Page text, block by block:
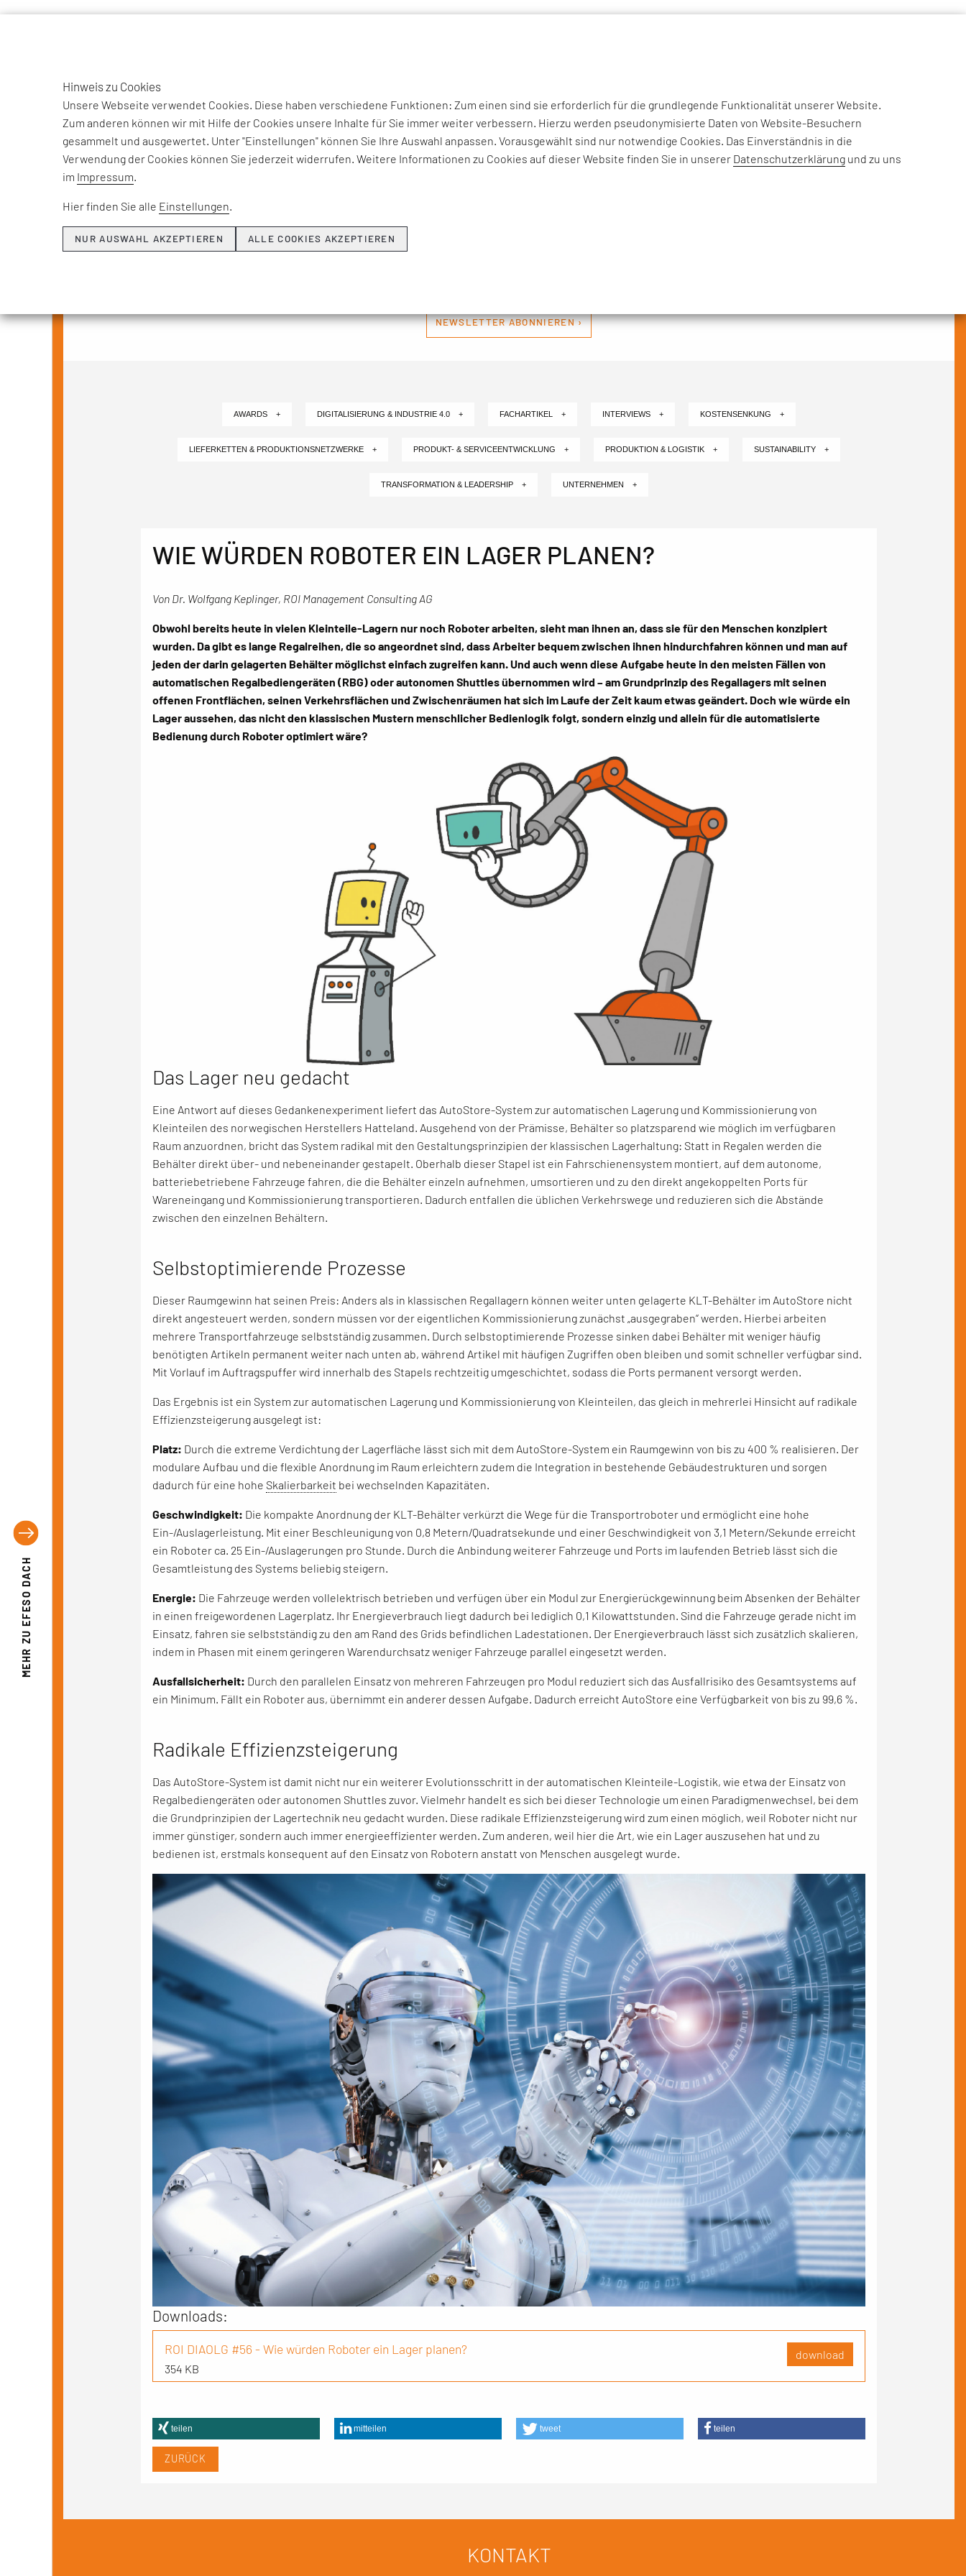
MEHR ZU
EFESO DACH
THEMEN & NEWS
NEWSLETTER ABONNIEREN ›
AWARDS + DIGITALISIERUNG & INDUSTRIE 4.0 + FACHARTIKEL + INTERVIEWS + KOSTENSENKUNG +
LIEFERKETTEN & PRODUKTIONSNETZWERKE + PRODUKT- & SERVICEENTWICKLUNG + PRODUKTION & LOGISTIK + SUSTAINABILITY +
TRANSFORMATION & LEADERSHIP + UNTERNEHMEN +
WIE WÜRDEN ROBOTER EIN LAGER PLANEN?
Von Dr. Wolfgang Keplinger, ROI Management Consulting AG
Obwohl bereits heute in vielen Kleinteile-Lagern nur noch Roboter arbeiten, sieht man ihnen an, dass sie für den Menschen konzipiert
wurden. Da gibt es lange Regalreihen, die so angeordnet sind, dass Arbeiter bequem zwischen ihnen hindurchfahren können und man auf
jeden der darin gelagerten Behälter möglichst einfach zugreifen kann. Und auch wenn diese Aufgabe heute in den meisten Fällen von
automatischen Regalbediengeräten (RBG) oder autonomen Shuttles übernommen wird – am Grundprinzip des Regallagers mit seinen
offenen Frontflächen, seinen Verkehrsflächen und Zwischenräumen hat sich im Laufe der Zeit kaum etwas geändert. Doch wie würde ein
Lager aussehen, das nicht den klassischen Mustern menschlicher Bedienlogik folgt, sondern einzig und allein für die automatisierte
Bedienung durch Roboter optimiert wäre?
Das Lager neu gedacht
Eine Antwort auf dieses Gedankenexperiment liefert das AutoStore-System zur automatischen Lagerung und Kommissionierung von
Kleinteilen des norwegischen Herstellers Hatteland. Ausgehend von der Prämisse, Behälter so platzsparend wie möglich im verfügbaren
Raum anzuordnen, bricht das System radikal mit den Gestaltungsprinzipien der klassischen Lagerhaltung: Statt in Regalen werden die
Behälter direkt über- und nebeneinander gestapelt. Oberhalb dieser Stapel ist ein Fahrschienensystem montiert, auf dem autonome,
batteriebetriebene Fahrzeuge fahren, die die Behälter einzeln aufnehmen, umsortieren und zu den direkt angekoppelten Ports für
Wareneingang und Kommissionierung transportieren. Dadurch entfallen die üblichen Verkehrswege und reduzieren sich die Abstände
zwischen den einzelnen Behältern.
Selbstoptimierende Prozesse
Dieser Raumgewinn hat seinen Preis: Anders als in klassischen Regallagern können weiter unten gelagerte KLT-Behälter im AutoStore nicht
direkt angesteuert werden, sondern müssen vor der eigentlichen Kommissionierung zunächst „ausgegraben“ werden. Hierbei arbeiten
mehrere Transportfahrzeuge selbstständig zusammen. Durch selbstoptimierende Prozesse sinken dabei Behälter mit weniger häufig
benötigten Artikeln permanent weiter nach unten ab, während Artikel mit häufigen Zugriffen oben bleiben und somit schneller verfügbar sind.
Mit Vorlauf im Auftragspuffer wird innerhalb des Stapels rechtzeitig umgeschichtet, sodass die Ports permanent versorgt werden.
Das Ergebnis ist ein System zur automatischen Lagerung und Kommissionierung von Kleinteilen, das gleich in mehrerlei Hinsicht auf radikale
Effizienzsteigerung ausgelegt ist:
Platz: Durch die extreme Verdichtung der Lagerfläche lässt sich mit dem AutoStore-System ein Raumgewinn von bis zu 400 % realisieren. Der
modulare Aufbau und die flexible Anordnung im Raum erleichtern zudem die Integration in bestehende Gebäudestrukturen und sorgen
dadurch für eine hohe Skalierbarkeit bei wechselnden Kapazitäten.
Geschwindigkeit: Die kompakte Anordnung der KLT-Behälter verkürzt die Wege für die Transportroboter und ermöglicht eine hohe
Ein-/Auslagerleistung. Mit einer Beschleunigung von 0,8 Metern/Quadratsekunde und einer Geschwindigkeit von 3,1 Metern/Sekunde erreicht
ein Roboter ca. 25 Ein-/Auslagerungen pro Stunde. Durch die Anbindung weiterer Fahrzeuge und Ports im laufenden Betrieb lässt sich die
Gesamtleistung des Systems beliebig steigern.
Energie: Die Fahrzeuge werden vollelektrisch betrieben und verfügen über ein Modul zur Energierückgewinnung beim Absenken der Behälter
in einen freigewordenen Lagerplatz. Ihr Energieverbrauch liegt dadurch bei lediglich 0,1 Kilowattstunden. Sind die Fahrzeuge gerade nicht im
Einsatz, fahren sie selbstständig zu den am Rand des Grids befindlichen Ladestationen. Der Energieverbrauch lässt sich zusätzlich skalieren,
indem in Phasen mit einem geringeren Warendurchsatz weniger Fahrzeuge parallel eingesetzt werden.
Ausfallsicherheit: Durch den parallelen Einsatz von mehreren Fahrzeugen pro Modul reduziert sich das Ausfallrisiko des Gesamtsystems auf
ein Minimum. Fällt ein Roboter aus, übernimmt ein anderer dessen Aufgabe. Dadurch erreicht AutoStore eine Verfügbarkeit von bis zu 99,6 %.
Radikale Effizienzsteigerung
Das AutoStore-System ist damit nicht nur ein weiterer Evolutionsschritt in der automatischen Kleinteile-Logistik, wie etwa der Einsatz von
Regalbediengeräten oder autonomen Shuttles zuvor. Vielmehr handelt es sich bei dieser Technologie um einen Paradigmenwechsel, bei dem
die Grundprinzipien der Lagertechnik neu gedacht wurden. Diese radikale Effizienzsteigerung wird zum einen möglich, weil Roboter nicht nur
immer günstiger, sondern auch immer energieeffizienter werden. Zum anderen, weil hier die Art, wie ein Lager auszusehen hat und zu
bedienen ist, erstmals konsequent auf den Einsatz von Robotern anstatt von Menschen ausgelegt wurde.
Downloads:
ROI DIAOLG #56 - Wie würden Roboter ein Lager planen?
354 KB
download
teilen mitteilen tweet teilen
ZURÜCK
KONTAKT
Hinweis zu Cookies
Unsere Webseite verwendet Cookies. Diese haben verschiedene Funktionen: Zum einen sind sie erforderlich für die grundlegende Funktionalität unserer Website.
Zum anderen können wir mit Hilfe der Cookies unsere Inhalte für Sie immer weiter verbessern. Hierzu werden pseudonymisierte Daten von Website-Besuchern
gesammelt und ausgewertet. Unter "Einstellungen" können Sie Ihre Auswahl anpassen. Vorausgewählt sind nur notwendige Cookies. Das Einverständnis in die
Verwendung der Cookies können Sie jederzeit widerrufen. Weitere Informationen zu Cookies auf dieser Website finden Sie in unserer Datenschutzerklärung und zu uns
im Impressum.
Hier finden Sie alle Einstellungen.
NUR AUSWAHL AKZEPTIEREN ALLE COOKIES AKZEPTIEREN